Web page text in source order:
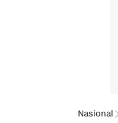
Nasional